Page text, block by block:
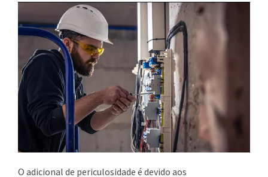
O adicional de periculosidade é devido aos